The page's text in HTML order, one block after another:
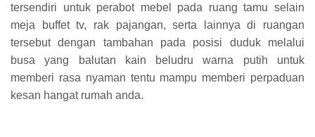
tersendiri untuk perabot mebel pada ruang tamu selain
meja buffet tv, rak pajangan, serta lainnya di ruangan
tersebut dengan tambahan pada posisi duduk melalui
busa yang balutan kain beludru warna putih untuk
memberi rasa nyaman tentu mampu memberi perpaduan
kesan hangat rumah anda.